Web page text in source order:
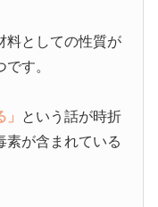
料としての性質が
す。
という話が時折
素が含まれている